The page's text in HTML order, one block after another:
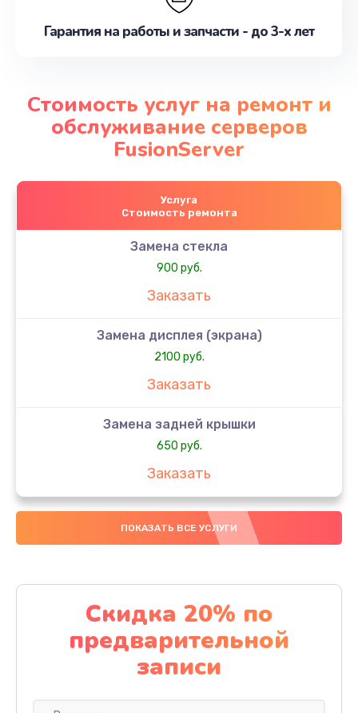
Гарантия на работы и запчасти - до 3-х лет
Стоимость услуг на ремонт и
обслуживание серверов
FusionServer
Услуга
Стоимость ремонта
Замена стекла
900 руб.
Заказать
Замена дисплея (экрана)
2100 руб.
Заказать
Замена задней крышки
650 руб.
Заказать
Замена аккумулятора
4000 руб.
Замена материнской платы
1100 руб.
Заказать
ПОКАЗАТЬ ВСЕ УСЛУГИ
Скидка 20% по
предварительной
записи